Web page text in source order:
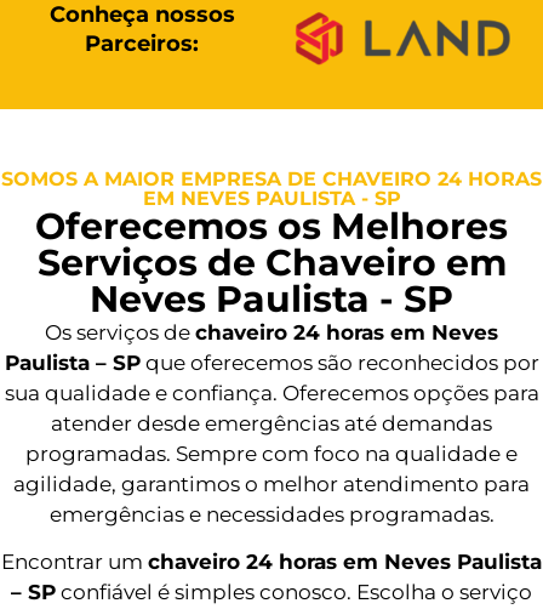
Conheça nossos
Parceiros:
SOMOS A MAIOR EMPRESA DE CHAVEIRO 24 HORAS
EM NEVES PAULISTA - SP
Oferecemos os Melhores
Serviços de Chaveiro em
Neves Paulista - SP
Os serviços de chaveiro 24 horas em Neves
Paulista – SPque oferecemos são reconhecidos por
sua qualidade e confiança. Oferecemos opções para
atender desde emergências até demandas
programadas. Sempre com foco na qualidade e
agilidade, garantimos o melhor atendimento para
emergências e necessidades programadas.
Encontrar um chaveiro 24 horas em Neves Paulista
– SP confiável é simples conosco. Escolha o serviço